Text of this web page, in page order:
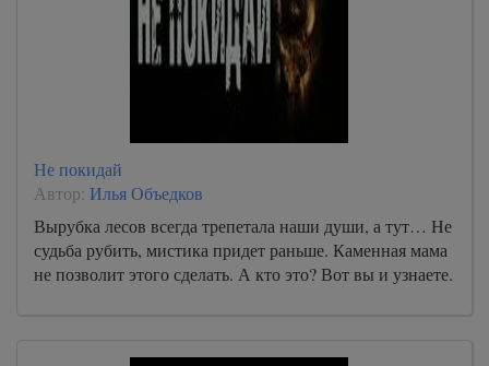
Не покидай
Автор: Илья Объедков
Вырубка лесов всегда трепетала наши души, а тут… Не
судьба рубить, мистика придет раньше. Каменная мама
не позволит этого сделать. А кто это? Вот вы и узнаете.